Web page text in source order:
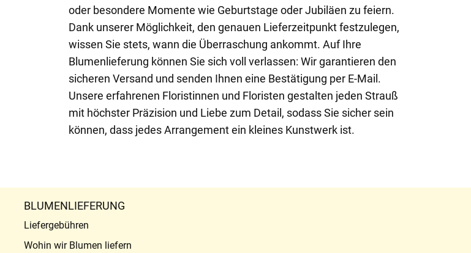
oder besondere Momente wie Geburtstage oder Jubiläen zu feiern.
Dank unserer Möglichkeit, den genauen Lieferzeitpunkt festzulegen,
wissen Sie stets, wann die Überraschung ankommt. Auf Ihre
Blumenlieferung können Sie sich voll verlassen: Wir garantieren den
sicheren Versand und senden Ihnen eine Bestätigung per E-Mail.
Unsere erfahrenen Floristinnen und Floristen gestalten jeden Strauß
mit höchster Präzision und Liebe zum Detail, sodass Sie sicher sein
können, dass jedes Arrangement ein kleines Kunstwerk ist.
BLUMENLIEFERUNG
Liefergebühren
Wohin wir Blumen liefern